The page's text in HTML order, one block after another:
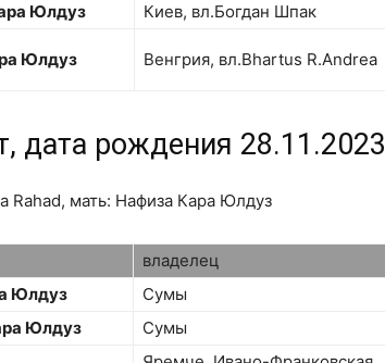
Юлдуз Киев, вл.Богдан Шпак
Юлдуз Венгрия, вл.Bhartus R.Andrea
дата рождения 28.11.2023
Rahad, мать: Нафиза Кара Юлдуз
владелец
Юлдуз Сумы
Юлдуз Сумы